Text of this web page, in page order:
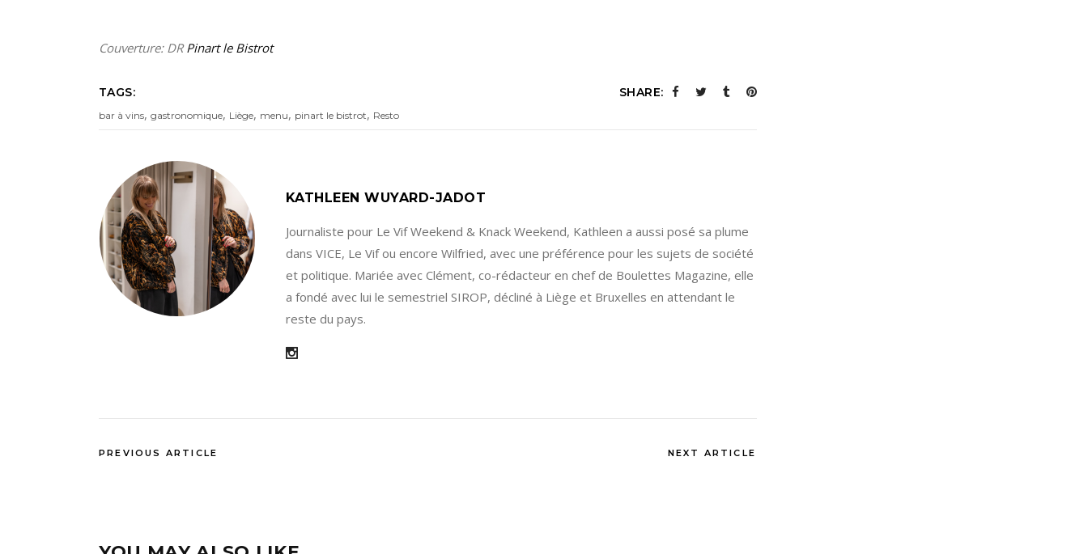
Couverture: DRPinart le Bistrot
TAGS:
bar à vins, gastronomique, Liège, menu, pinart le bistrot, Resto
SHARE:
KATHLEEN WUYARD-JADOT
Journaliste pour Le Vif Weekend & Knack Weekend, Kathleen a aussi posé sa plume
dans VICE, Le Vif ou encore Wilfried, avec une préférence pour les sujets de société
et politique. Mariée avec Clément, co-rédacteur en chef de Boulettes Magazine, elle
a fondé avec lui le semestriel SIROP, décliné à Liège et Bruxelles en attendant le
reste du pays.
PREVIOUS ARTICLE NEXT ARTICLE